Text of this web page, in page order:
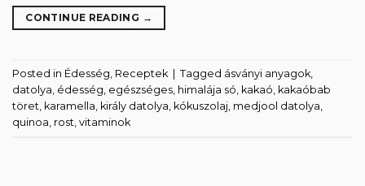
CONTINUE READING →
Posted in Édesség Receptek | Tagged ásványi anyagok
datolya édesség egészséges himalája só kakaó kakaóbab
töret karamella király datolya kókuszolaj medjool datolya
quinoa rost vitaminok